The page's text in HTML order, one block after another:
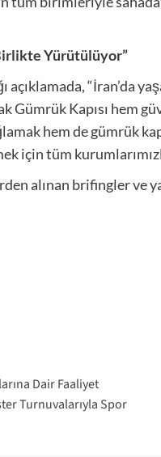
Yürütülüyor”
açıklamada, “İran’da
Kapısı hem
hem de gümrük
için tüm
alınan brifingler ve
Dair Faaliyet
Turnuvalarıyla Spor